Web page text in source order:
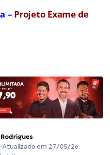
– Projeto Exame de
Atualizado em 27/05/26